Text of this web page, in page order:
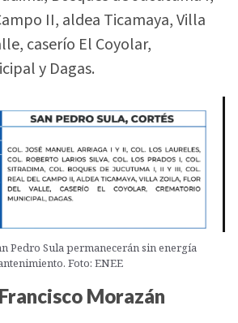
II, aldea Ticamaya, Villa
caserío El Coyolar,
y Dagas.
Pedro Sula permanecerán sin energía
Foto: ENEE
Morazán